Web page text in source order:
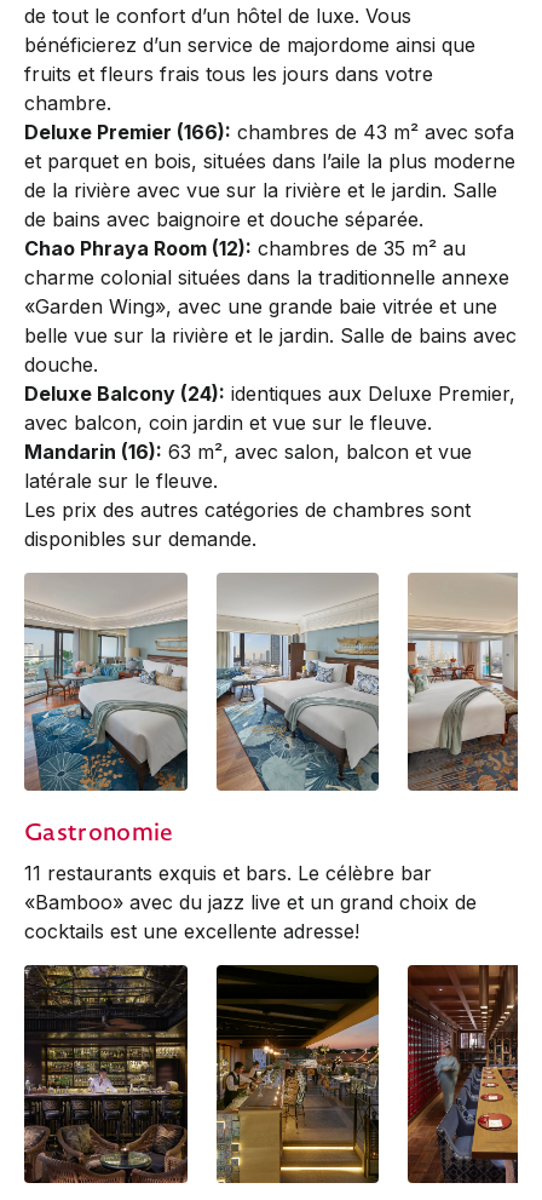
de tout le confort d’un hôtel de luxe. Vous
bénéficierez d’un service de majordome ainsi que
fruits et fleurs frais tous les jours dans votre
chambre.
Deluxe Premier (166): chambres de 43 m² avec sofa
et parquet en bois, situées dans l’aile la plus moderne
de la rivière avec vue sur la rivière et le jardin. Salle
de bains avec baignoire et douche séparée.
Chao Phraya Room (12): chambres de 35 m² au
charme colonial situées dans la traditionnelle annexe
«Garden Wing», avec une grande baie vitrée et une
belle vue sur la rivière et le jardin. Salle de bains avec
douche.
Deluxe Balcony (24): identiques aux Deluxe Premier,
avec balcon, coin jardin et vue sur le fleuve.
Mandarin (16): 63 m², avec salon, balcon et vue
latérale sur le fleuve.
Les prix des autres catégories de chambres sont
disponibles sur demande.
King
Gastronomie
11 restaurants exquis et bars. Le célèbre bar
«Bamboo» avec du jazz live et un grand choix de
cocktails est une excellente adresse!